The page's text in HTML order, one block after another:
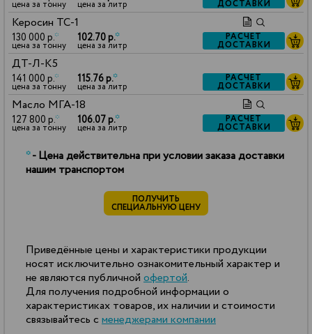
цена за тонну цена за литр ДОСТАВКИ
Керосин ТС-1
130 000 р.*
цена за тонну
102.70 р.*
цена за литр
РАСЧЕТ
ДОСТАВКИ
ДТ-Л-К5
141 000 р.*
цена за тонну
115.76 р.*
цена за литр
РАСЧЕТ
ДОСТАВКИ
Масло МГА-18
127 800 р.*
цена за тонну
106.07 р.*
цена за литр
РАСЧЕТ
ДОСТАВКИ
*- Цена действительна при условии заказа доставки
нашим транспортом
ПОЛУЧИТЬ
СПЕЦИАЛЬНУЮ ЦЕНУ
Приведённые цены и характеристики продукции
носят исключительно ознакомительный характер и
не являются публичной офертой.
Для получения подробной информации о
характеристиках товаров, их наличии и стоимости
связывайтесь с менеджерами компании